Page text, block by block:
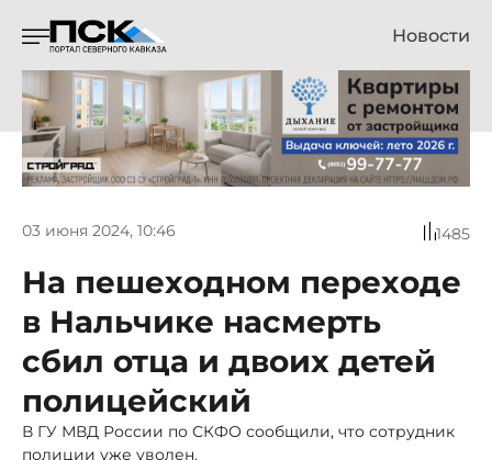
Новости
03 июня 2024, 10:46 1485
На пешеходном переходе
в Нальчике насмерть
сбил отца и двоих детей
полицейский
В ГУ МВД России по СКФО сообщили, что сотрудник
полиции уже уволен.